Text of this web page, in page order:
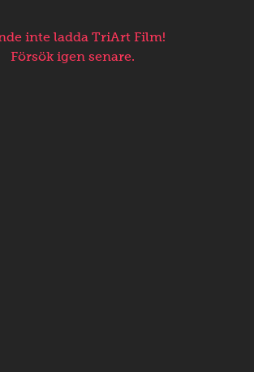
inte ladda TriArt Film!
Försök igen senare.